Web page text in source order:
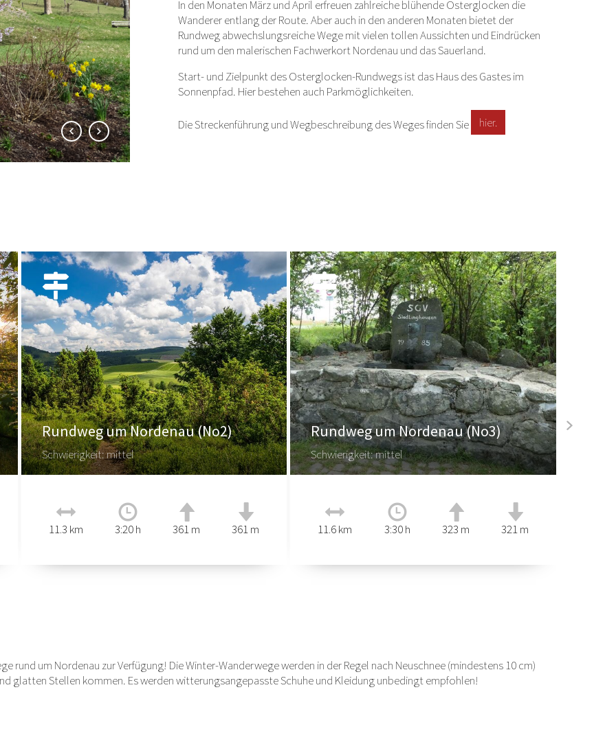
In den Monaten März und April erfreuen zahlreiche blühende Osterglocken die
Wanderer entlang der Route. Aber auch in den anderen Monaten bietet der
Rundweg abwechslungsreiche Wege mit vielen tollen Aussichten und Eindrücken
rund um den malerischen Fachwerkort Nordenau und das Sauerland.
Start- und Zielpunkt des Osterglocken-Rundwegs ist das Haus des Gastes im
Sonnenpfad. Hier bestehen auch Parkmöglichkeiten.
Die Streckenführung und Wegbeschreibung des Weges finden Sie hier.
Rundweg um Nordenau (No2)
Schwierigkeit: mittel
11.3 km 3:20 h 361 m 361 m
Rundweg um Nordenau (No3)
Schwierigkeit: mittel
11.6 km 3:30 h 323 m 321 m
rund um Nordenau zur Verfügung! Die Winter-Wanderwege werden in der Regel nach Neuschnee (mindestens 10 cm)
glatten Stellen kommen. Es werden witterungsangepasste Schuhe und Kleidung unbedingt empfohlen!